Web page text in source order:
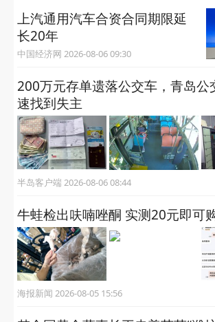
上汽通用汽车合资合同期限延
长20年
中国经济网 2026-08-06 09:30
200万元存单遗落公交车，青岛公
速找到失主
半岛客户端 2026-08-06 08:44
牛蛙检出呋喃唑酮 实测20元即可
海报新闻 2026-08-05 15:56